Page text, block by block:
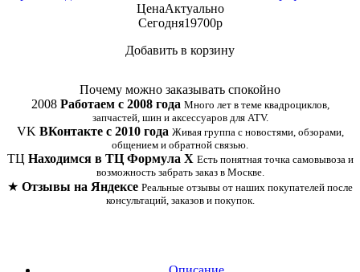
ЦенаАктуально
Сегодня19700p
Добавить в корзину
Почему можно заказывать спокойно
2008 Работаем с 2008 года Много лет в теме квадроциклов,
запчастей, шин и аксессуаров для ATV.
VK ВКонтакте с 2010 года Живая группа с новостями, обзорами,
общением и обратной связью.
ТЦ Находимся в ТЦ Формула Х Есть понятная точка самовывоза и
возможность забрать заказ в Москве.
★ Отзывы на Яндексе Реальные отзывы от наших покупателей после
консультаций, заказов и покупок.